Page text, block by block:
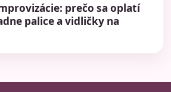
prečo sa oplatí
palice a vidličky na